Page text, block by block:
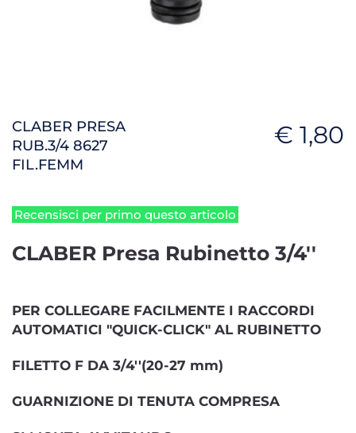
CLABER PRESA
RUB.3/4 8627
FIL.FEMM
€ 1,80
Recensisci per primo questo articolo
CLABER Presa Rubinetto 3/4''
PER COLLEGARE FACILMENTE I RACCORDI
AUTOMATICI "QUICK-CLICK" AL RUBINETTO
FILETTO F DA 3/4''(20-27 mm)
GUARNIZIONE DI TENUTA COMPRESA